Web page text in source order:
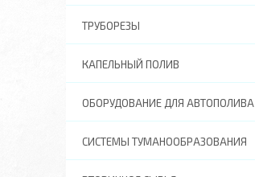
ТРУБОРЕЗЫ
КАПЕЛЬНЫЙ ПОЛИВ
ОБОРУДОВАНИЕ ДЛЯ АВТОПОЛИВА
СИСТЕМЫ ТУМАНООБРАЗОВАНИЯ